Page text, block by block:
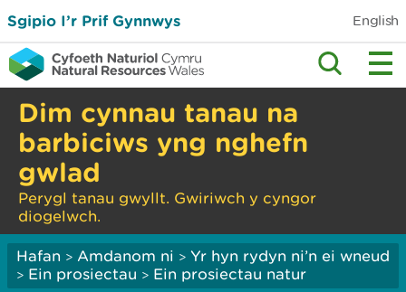
Sgipio I’r Prif Gynnwys English
Dim cynnau tanau na
barbiciws yng nghefn
gwlad
Perygl tanau gwyllt. Gwiriwch y cyngor
diogelwch.
Hafan > Amdanom ni > Yr hyn rydyn ni’n ei wneud
> Ein prosiectau > Ein prosiectau natur